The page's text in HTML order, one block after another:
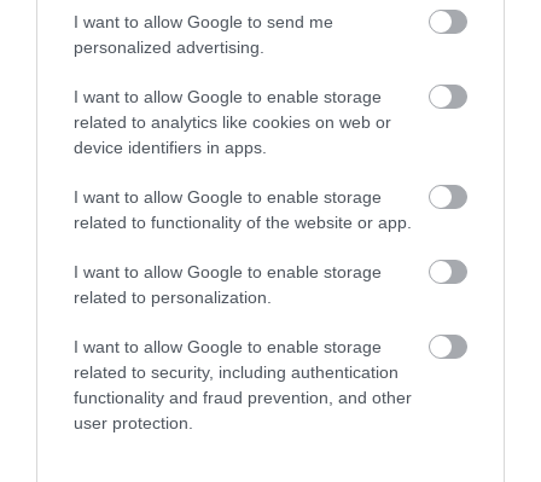
I want to allow Google to send me
personalized advertising.
I want to allow Google to enable storage
related to analytics like cookies on web or
device identifiers in apps.
I want to allow Google to enable storage
related to functionality of the website or app.
I want to allow Google to enable storage
related to personalization.
I want to allow Google to enable storage
related to security, including authentication
functionality and fraud prevention, and other
user protection.